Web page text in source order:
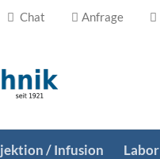
Chat Anfrage
/ Infusion Labor